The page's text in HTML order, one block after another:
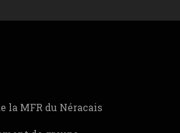
la MFR du Néracais